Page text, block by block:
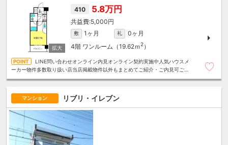
410 5.8万円
5,000円
敷 1ヶ月 礼
0ヶ月
4階 ワンルーム（19.62ｍ 2）
LINE問い合わせオンライン内見オンライン契約実施中人気ハウスメ
ーカー物件多数取り扱い店当店掲載物件以外もまとめてご紹介・ご内見可ご予
マンション リブリ・イレブン